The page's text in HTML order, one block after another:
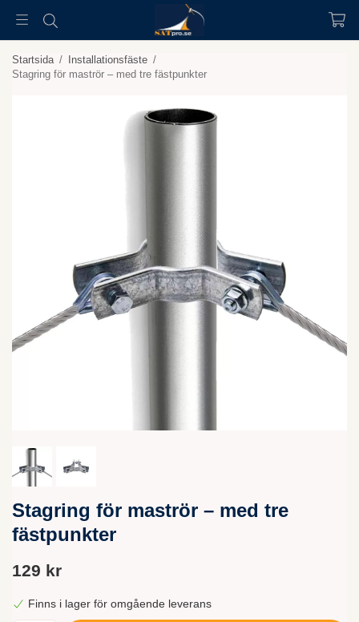
Startsida / Installationsfäste /
Stagring för maströr – med tre fästpunkter
Stagring för maströr – med tre
fästpunkter
129 kr
Finns i lager för omgående leverans